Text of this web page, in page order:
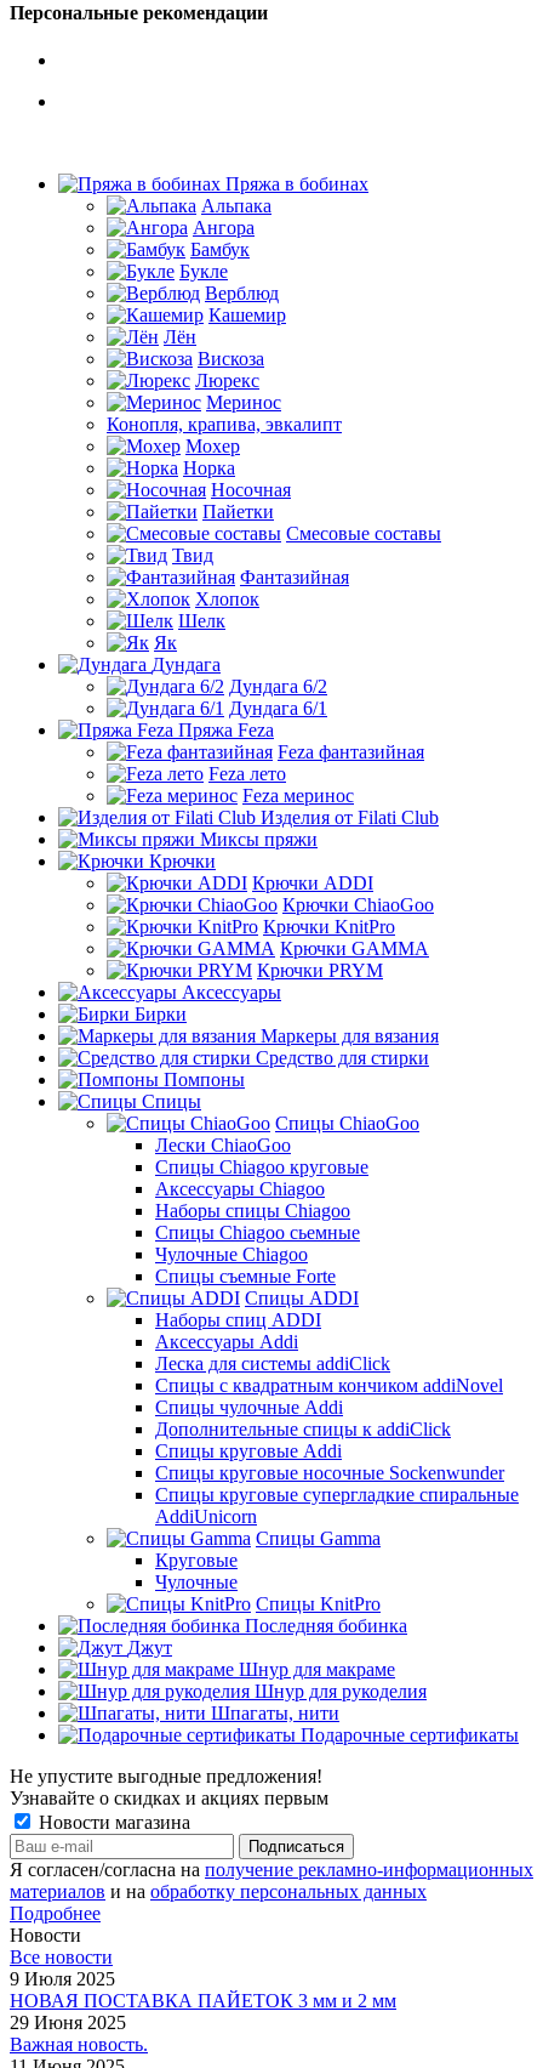
Персональные рекомендации
Пряжа в бобинах
Альпака
Ангора
Бамбук
Букле
Верблюд
Кашемир
Лён
Вискоза
Люрекс
Меринос
Конопля, крапива, эвкалипт
Мохер
Норка
Носочная
Пайетки
Смесовые составы
Твид
Фантазийная
Хлопок
Шелк
Як
Дундага
Дундага 6/2
Дундага 6/1
Пряжа Feza
Feza фантазийная
Feza лето
Feza меринос
Изделия от Filati Club
Миксы пряжи
Крючки
Крючки ADDI
Крючки ChiaoGoo
Крючки KnitPro
Крючки GAMMA
Крючки PRYM
Аксессуары
Бирки
Маркеры для вязания
Средство для стирки
Помпоны
Спицы
Спицы ChiaoGoo
Лески ChiaoGoo
Cпицы Сhiagoo круговые
Аксессуары Chiagoo
Наборы спицы Chiagoo
Спицы Chiagoo сьемные
Чулочные Chiagoo
Спицы съемные Forte
Спицы ADDI
Наборы спиц ADDI
Аксессуары Addi
Леска для системы addiClick
Спицы с квадратным кончиком addiNovel
Спицы чулочные Addi
Дополнительные спицы к addiClick
Спицы круговые Addi
Спицы круговые носочные Sockenwunder
Спицы круговые супергладкие спиральные
AddiUnicorn
Спицы Gamma
Круговые
Чулочные
Спицы KnitPro
Последняя бобинка
Джут
Шнур для макраме
Шнур для рукоделия
Шпагаты, нити
Подарочные сертификаты
Не упустите выгодные предложения!
Узнавайте о скидках и акциях первым
Новости магазина
Я согласен/согласна на получение рекламно-информационных
материалов и на обработку персональных данных
Подробнее
Новости
Все новости
9 Июля 2025
НОВАЯ ПОСТАВКА ПАЙЕТОК 3 мм и 2 мм
29 Июня 2025
Важная новость.